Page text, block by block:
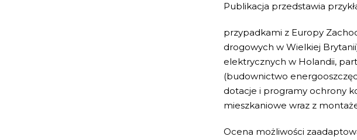
Publikacja przedstawia
przypadkami z Europy
drogowych w Wielkiej
elektrycznych w Holandii,
(budownictwo
dotacje i programy ochrony
mieszkaniowe wraz z
Ocena możliwości